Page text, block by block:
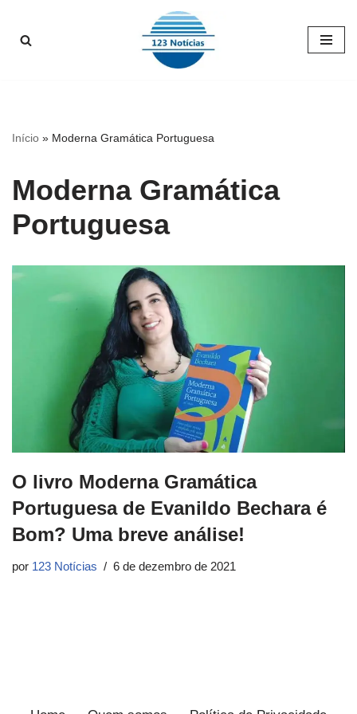
Pular
Início » Moderna Gramática Portuguesa
Moderna Gramática
Portuguesa
O livro Moderna Gramática
Portuguesa de Evanildo Bechara é
Bom? Uma breve análise!
por 123 Notícias 6 de dezembro de 2021